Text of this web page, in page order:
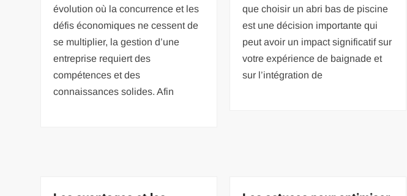
évolution où la concurrence et les
défis économiques ne cessent de
se multiplier, la gestion d’une
entreprise requiert des
compétences et des
connaissances solides. Afin
que choisir un abri bas de piscine
est une décision importante qui
peut avoir un impact significatif sur
votre expérience de baignade et
sur l’intégration de